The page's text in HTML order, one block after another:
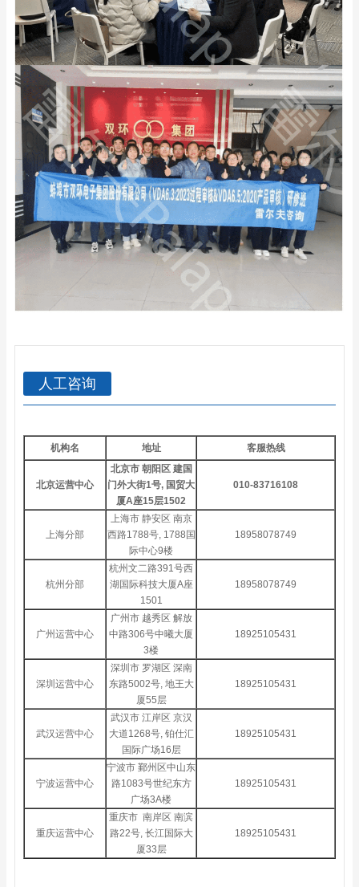
人工咨询
机构名 地址 客服热线
北京运营中心
北京市 朝阳区 建国
门外大街1号, 国贸大
厦A座15层1502
010-83716108
上海分部
上海市 静安区 南京
西路1788号, 1788国
际中心9楼
18958078749
杭州分部
杭州文二路391号西
湖国际科技大厦A座
1501
18958078749
广州运营中心
广州市 越秀区 解放
中路306号中曦大厦
3楼
18925105431
深圳运营中心
深圳市 罗湖区 深南
东路5002号, 地王大
厦55层
18925105431
武汉运营中心
武汉市 江岸区 京汉
大道1268号, 铂仕汇
国际广场16层
18925105431
宁波运营中心
宁波市 鄞州区中山东
路1083号世纪东方
广场3A楼
18925105431
重庆运营中心
重庆市 南岸区 南滨
路22号, 长江国际大
厦33层
18925105431